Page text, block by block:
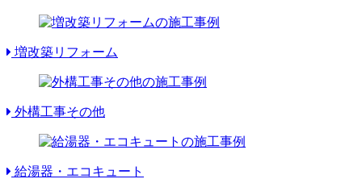
増改築リフォーム
外構工事その他
給湯器・エコキュート